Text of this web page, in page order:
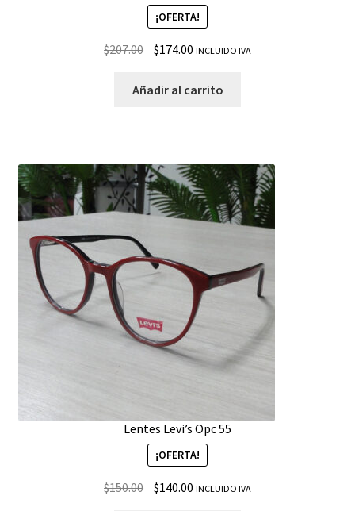
¡OFERTA!
$207.00 $174.00 INCLUIDO IVA
Añadir al carrito
Lentes Levi’s Opc 55
¡OFERTA!
$150.00 $140.00 INCLUIDO IVA